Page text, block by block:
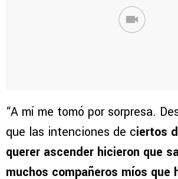
“A mí me tomó por sorpresa.
que las intenciones de ciertos
querer ascender hicieron que
muchos compañeros míos que